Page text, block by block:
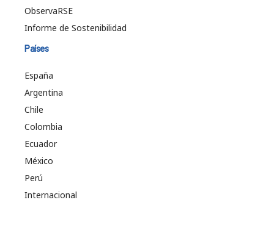
ObservaRSE
Informe de Sostenibilidad
Países
España
Argentina
Chile
Colombia
Ecuador
México
Perú
Internacional